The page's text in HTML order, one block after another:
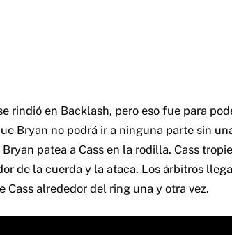
rindió en Backlash, pero eso fue para
Bryan no podrá ir a ninguna parte sin
patea a Cass en la rodilla. Cass
de la cuerda y la ataca. Los árbitros
Cass alrededor del ring una y otra vez.